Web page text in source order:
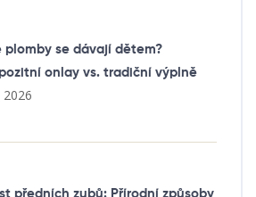
plomby se dávají dětem?
onlay vs. tradiční výplně
předních zubů: Přírodní způsoby